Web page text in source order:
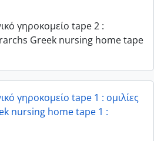
γηροκομείο tape 2 :
Greek nursing home tape
γηροκομείο tape 1 : ομιλίες
nursing home tape 1 :